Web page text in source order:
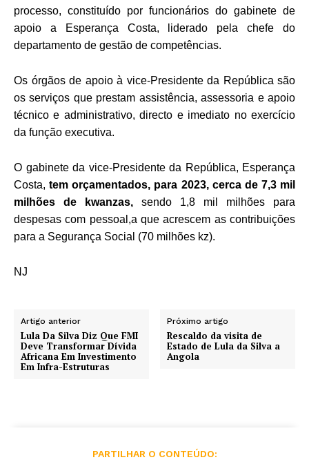
processo, constituído por funcionários do gabinete de
apoio a Esperança Costa, liderado pela chefe do
departamento de gestão de competências.
Os órgãos de apoio à vice-Presidente da República são
os serviços que prestam assistência, assessoria e apoio
técnico e administrativo, directo e imediato no exercício
da função executiva.
O gabinete da vice-Presidente da República, Esperança
Costa,tem orçamentados, para 2023, cerca de 7,3 mil
milhões de kwanzas, sendo 1,8 mil milhões para
despesas com pessoal,a que acrescem as contribuições
para a Segurança Social (70 milhões kz).
NJ
Artigo anterior
Lula Da Silva Diz Que FMI
Deve Transformar Dívida
Africana Em Investimento
Em Infra-Estruturas
Próximo artigo
Rescaldo da visita de
Estado de Lula da Silva a
Angola
PARTILHAR O CONTEÚDO: